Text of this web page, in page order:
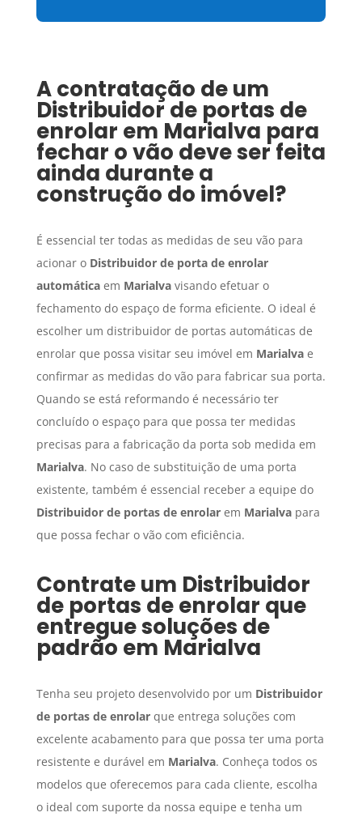
A contratação de um
Distribuidor de portas de
enrolar em Marialva para
fechar o vão deve ser feita
ainda durante a
construção do imóvel?
É essencial ter todas as medidas de seu vão para
acionar o Distribuidor de porta de enrolar
automáticaem Marialvavisando efetuar o
fechamento do espaço de forma eficiente. O ideal é
escolher um distribuidor de portas automáticas de
enrolar que possa visitar seu imóvel em Marialvae
confirmar as medidas do vão para fabricar sua porta.
Quando se está reformando é necessário ter
concluído o espaço para que possa ter medidas
precisas para a fabricação da porta sob medida em
Marialva. No caso de substituição de uma porta
existente, também é essencial receber a equipe do
Distribuidor de portas de enrolarem Marialvapara
que possa fechar o vão com eficiência.
Contrate um Distribuidor
de portas de enrolar que
entregue soluções de
padrão em Marialva
Tenha seu projeto desenvolvido por um Distribuidor
de portas de enrolarque entrega soluções com
excelente acabamento para que possa ter uma porta
resistente e durável em Marialva. Conheça todos os
modelos que oferecemos para cada cliente, escolha
o ideal com suporte da nossa equipe e tenha um